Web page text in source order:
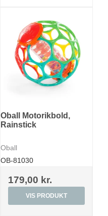
Oball Motorikbold,
Rainstick
Oball
OB-81030
179,00 kr.
VIS PRODUKT